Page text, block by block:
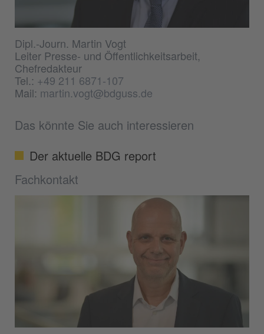
Dipl.-Journ. Martin Vogt
Leiter Presse- und Öffentlichkeitsarbeit,
Chefredakteur
Tel.: +49 211 6871-107
Mail: martin.vogt@bdguss.de
Das könnte Sie auch interessieren
Der aktuelle BDG report
Fachkontakt